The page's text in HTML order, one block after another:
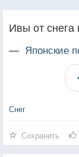
Ивы от
— Японские
Снег
Сохранить